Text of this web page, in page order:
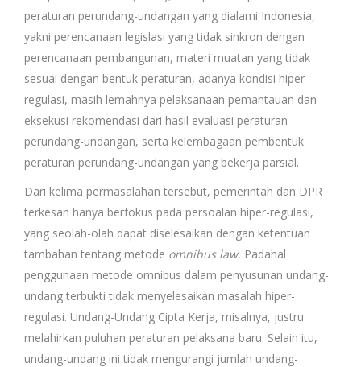
peraturan perundang-undangan yang dialami Indonesia,
yakni perencanaan legislasi yang tidak sinkron dengan
perencanaan pembangunan, materi muatan yang tidak
sesuai dengan bentuk peraturan, adanya kondisi hiper-
regulasi, masih lemahnya pelaksanaan pemantauan dan
eksekusi rekomendasi dari hasil evaluasi peraturan
perundang-undangan, serta kelembagaan pembentuk
peraturan perundang-undangan yang bekerja parsial.
Dari kelima permasalahan tersebut, pemerintah dan DPR
terkesan hanya berfokus pada persoalan hiper-regulasi,
yang seolah-olah dapat diselesaikan dengan ketentuan
tambahan tentang metode omnibus law. Padahal
penggunaan metode omnibus dalam penyusunan undang-
undang terbukti tidak menyelesaikan masalah hiper-
regulasi. Undang-Undang Cipta Kerja, misalnya, justru
melahirkan puluhan peraturan pelaksana baru. Selain itu,
undang-undang ini tidak mengurangi jumlah undang-